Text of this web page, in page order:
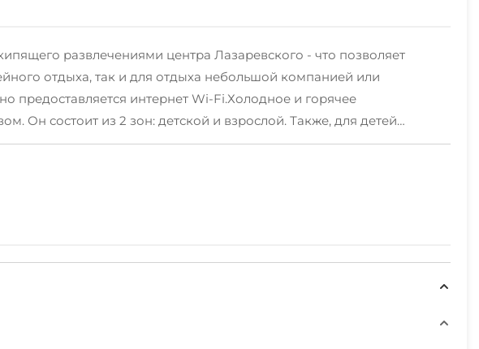
развлечениями центра Лазаревского - что позволяет
отдыха, так и для отдыха небольшой компанией или
предоставляется интернет Wi-Fi.Холодное и горячее
Он состоит из 2 зон: детской и взрослой. Также, для детей
в зоне барбекю, загорать, плавать в бассейне и присматривать
и шезлонги.Для любителей готовить самостоятельно, мы